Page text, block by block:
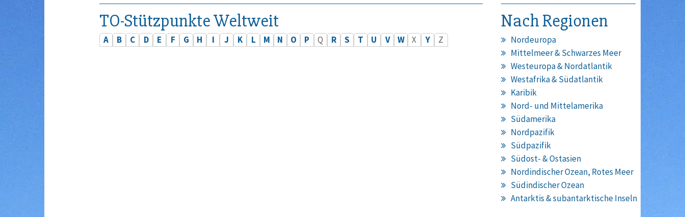
TO-Stützpunkte Weltweit
A B C D E F G H I J K L M N O P Q R S T U V W X Y Z
Nach Regionen
Nordeuropa
Mittelmeer & Schwarzes Meer
Westeuropa & Nordatlantik
Westafrika & Südatlantik
Karibik
Nord- und Mittelamerika
Südamerika
Nordpazifik
Südpazifik
Südost- & Ostasien
Nordindischer Ozean, Rotes Meer
Südindischer Ozean
Antarktis & subantarktische Inseln